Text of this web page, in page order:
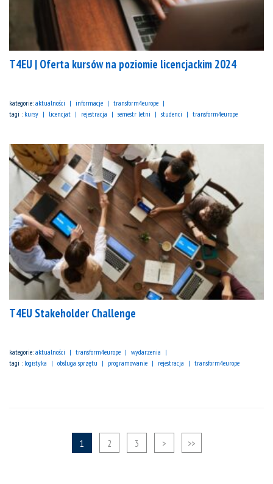
T4EU | Oferta kursów na poziomie licencjackim 2024
kategorie: aktualności informacje
transform4europe
tagi : kursy licencjat rejestracja semestr letni studenci transform4europe
T4EU Stakeholder Challenge
kategorie: aktualności transform4europe
wydarzenia
tagi : logistyka obsługa sprzętu programowanie rejestracja transform4europe
1 2 3 > >>